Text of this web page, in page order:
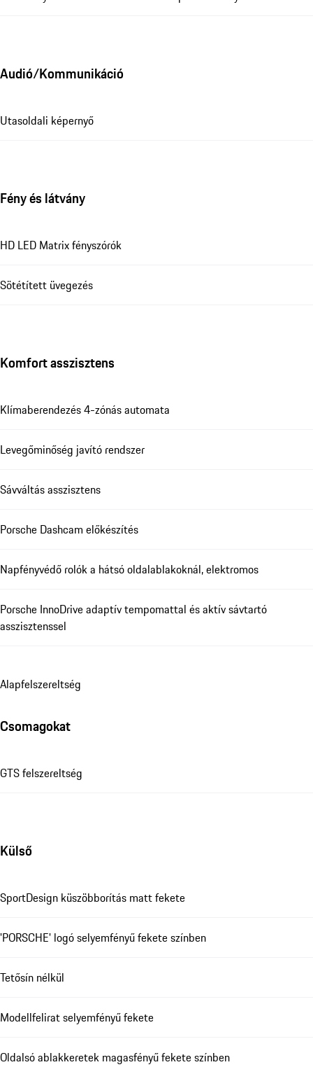
Audió/Kommunikáció
Utasoldali képernyő
Fény és látvány
HD LED Matrix fényszórók
Sötétített üvegezés
Komfort asszisztens
Klímaberendezés 4-zónás automata
Levegőminőség javító rendszer
Sávváltás asszisztens
Porsche Dashcam előkészítés
Napfényvédő rolók a hátsó oldalablakoknál, elektromos
Porsche InnoDrive adaptív tempomattal és aktív sávtartó
asszisztenssel
Alapfelszereltség
Csomagokat
GTS felszereltség
Külső
SportDesign küszöbborítás matt fekete
'PORSCHE' logó selyemfényű fekete színben
Tetősín nélkül
Modellfelirat selyemfényű fekete
Oldalsó ablakkeretek magasfényű fekete színben